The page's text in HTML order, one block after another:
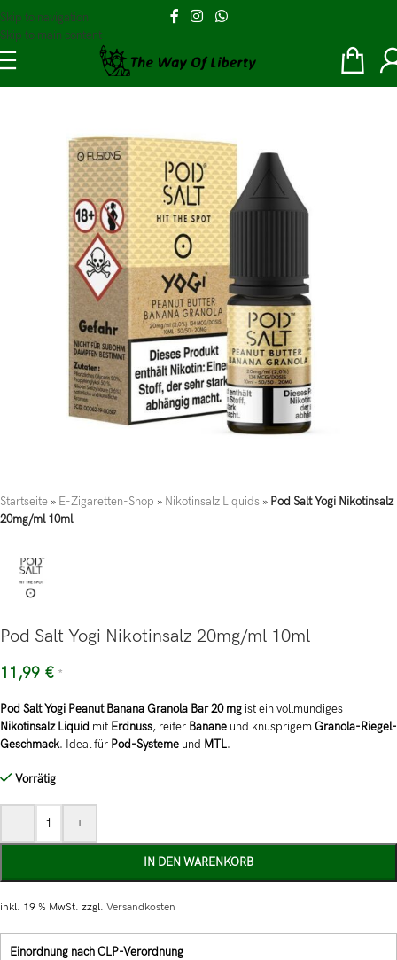
Skip to navigation
Skip to main content
Startseite » E-Zigaretten-Shop » Nikotinsalz Liquids » Pod Salt Yogi Nikotinsalz
20mg/ml 10ml
Pod Salt Yogi Nikotinsalz 20mg/ml 10ml
11,99 € *
Pod Salt Yogi Peanut Banana Granola Bar 20 mg ist ein vollmundiges
Nikotinsalz Liquid mit Erdnuss, reifer Banane und knusprigemGranola-Riegel-
Geschmack. Ideal für Pod-Systeme und MTL.
Vorrätig
- +
IN DEN WARENKORB
inkl. 19 % MwSt. zzgl. Versandkosten
Einordnung nach CLP-Verordnung